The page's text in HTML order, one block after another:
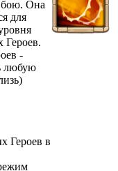
бою. Она
для
Героев.
-
любую
Героев в